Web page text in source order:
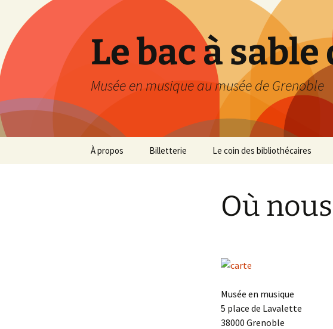
Le bac à sable
Musée en musique au musée de Grenoble
Aller
À propos Billetterie Le coin des bibliothécaires
Où
Musée en musique
5 place de Lavalette
38000 Grenoble